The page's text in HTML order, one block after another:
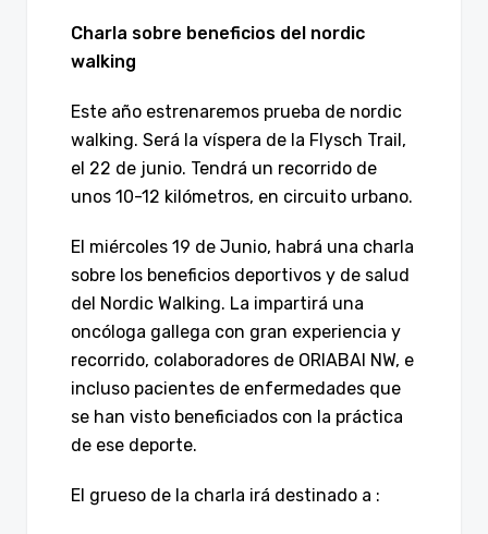
Charla sobre beneficios del nordic
walking
Este año estrenaremos prueba de nordic
walking. Será la víspera de la Flysch Trail,
el 22 de junio. Tendrá un recorrido de
unos 10-12 kilómetros, en circuito urbano.
El miércoles 19 de Junio, habrá una charla
sobre los beneficios deportivos y de salud
del Nordic Walking. La impartirá una
oncóloga gallega con gran experiencia y
recorrido, colaboradores de ORIABAI NW, e
incluso pacientes de enfermedades que
se han visto beneficiados con la práctica
de ese deporte.
El grueso de la charla irá destinado a :